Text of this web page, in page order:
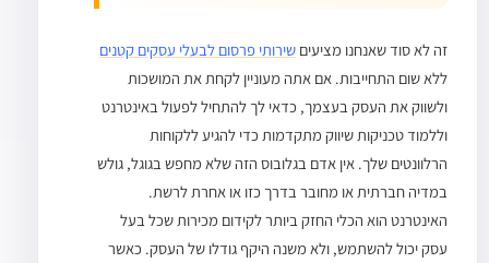
זה לא סוד שאנחנו מציעים שירותי פרסום לבעלי עסקים קטנים
ללא שום התחייבות. אם אתה מעוניין לקחת את המושכות
ולשווק את העסק בעצמך, כדאי לך להתחיל לפעול באינטרנט
וללמוד טכניקות שיווק מתקדמות כדי להגיע ללקוחות
הרלוונטים שלך. אין אדם בגלובוס הזה שלא מחפש בגוגל, גולש
במדיה חברתית או מחובר בדרך כזו או אחרת לרשת.
האינטרנט הוא הכלי החזק ביותרלקידום מכירות שכל בעל
עסק יכול להשתמש, ולא משנה היקף גודלו של העסק. כאשר